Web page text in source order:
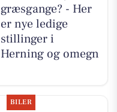
græsgange? - Her
er nye ledige
stillinger i
Herning og omegn
BILER